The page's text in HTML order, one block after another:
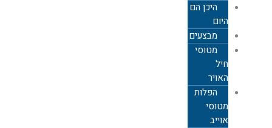
היכן הם
היום
מבצעים
מטוסי
חיל
האויר
הפלות
מטוסי
אוייב